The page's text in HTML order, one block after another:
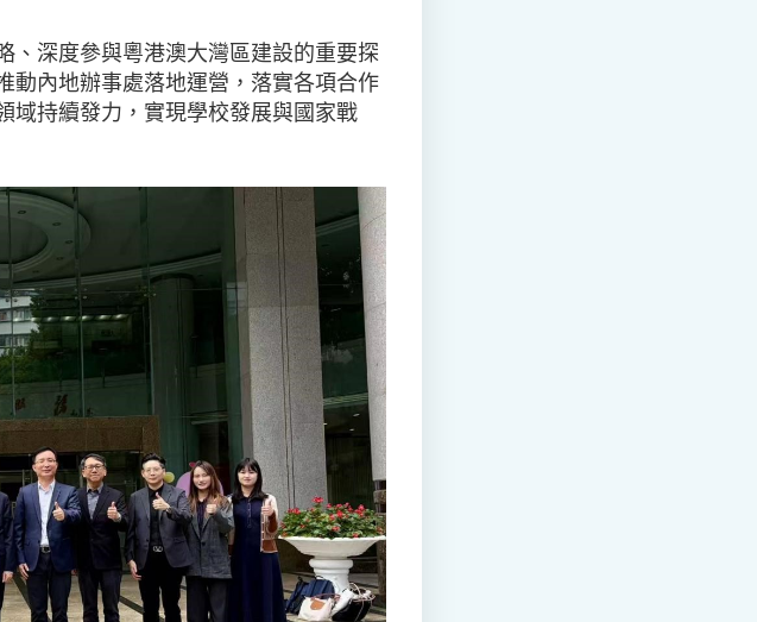
、深度參與粵港澳大灣區建設的重要探
動內地辦事處落地運營，落實各項合作
域持續發力，實現學校發展與國家戰